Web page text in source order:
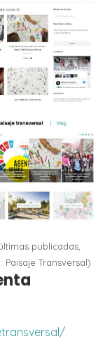
publicadas,
Transversal)